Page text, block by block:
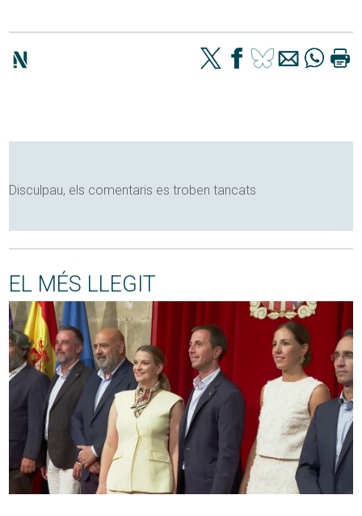
Disculpau, els comentaris es troben tancats
EL MÉS LLEGIT